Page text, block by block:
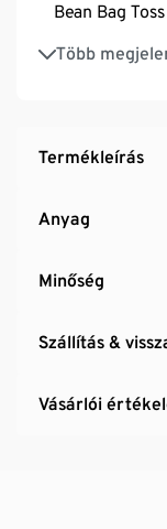
Bean Bag
Több
A Bean Bag
egyszerűen
Termékleírás
Anyag
Minőség
Szállítás &
Vásárlói